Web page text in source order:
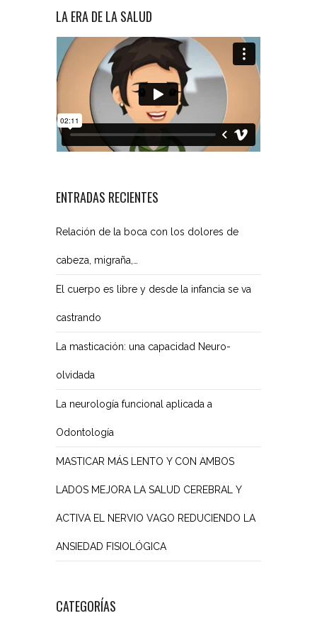
LA ERA DE LA SALUD
ENTRADAS RECIENTES
Relación de la boca con los dolores de
cabeza, migraña,…
El cuerpo es libre y desde la infancia se va
castrando
La masticación: una capacidad Neuro-
olvidada
La neurología funcional aplicada a
Odontología
MASTICAR MÁS LENTO Y CON AMBOS
LADOS MEJORA LA SALUD CEREBRAL Y
ACTIVA EL NERVIO VAGO REDUCIENDO LA
ANSIEDAD FISIOLÓGICA
CATEGORÍAS